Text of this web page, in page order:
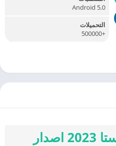
Android 5.0
التحميلات
+500000
ما الجديد في هونستا 2023 اصدار